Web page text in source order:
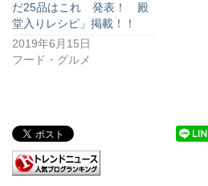
だ25品はこれ 発表！ 殿
堂入りレシピ」掲載！！
2019年6月15日
フード・グルメ